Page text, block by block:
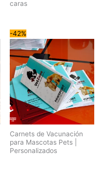
caras
-42%
Carnets de Vacunación
para Mascotas Pets |
Personalizados